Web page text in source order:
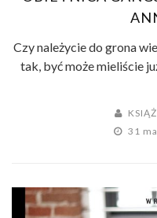
Czy należycie do grona
tak, być może mieliście
31